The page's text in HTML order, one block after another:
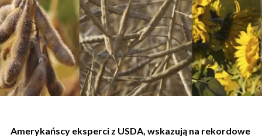
Amerykańscy eksperci z USDA, wskazują na rekordowe